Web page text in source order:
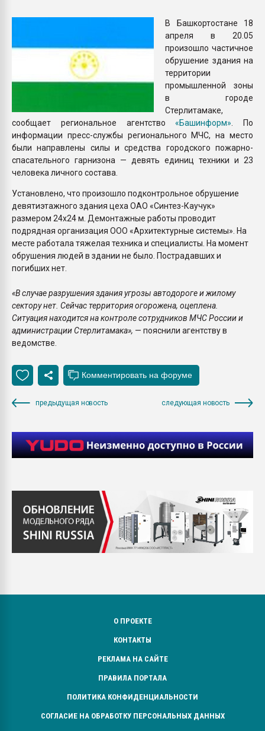
ПЕРЕЙТИ НА
В Башкортостане 18
апреля в 20.05
произошло частичное
обрушение здания на
территории
промышленной зоны
в городе
Стерлитамаке,
сообщает региональное агентство«Башинформ» . По
информации пресс-службы регионального МЧС, на место
были направлены силы и средства городского пожарно-
спасательного гарнизона — девять единиц техники и 23
человека личного состава.
Установлено, что произошло подконтрольное обрушение
девятиэтажного здания цеха ОАО «Синтез-Каучук»
размером 24х24 м. Демонтажные работы проводит
подрядная организация ООО «Архитектурные системы». На
месте работала тяжелая техника и специалисты. На момент
обрушения людей в здании не было. Пострадавших и
погибших нет.
«В случае разрушения здания угрозы автодороге и жилому
сектору нет. Сейчас территория огорожена, оцеплена.
Ситуация находится на контроле сотрудников МЧС России и
администрации Стерлитамака», — пояснили агентству в
ведомстве.
предыдущая новость следующая новость
О ПРОЕКТЕ
КОНТАКТЫ
РЕКЛАМА НА САЙТЕ
ПРАВИЛА ПОРТАЛА
ПОЛИТИКА КОНФИДЕНЦИАЛЬНОСТИ
СОГЛАСИЕ НА ОБРАБОТКУ ПЕРСОНАЛЬНЫХ ДАННЫХ